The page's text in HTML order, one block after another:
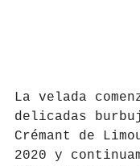
La velada
delicadas
Crémant de
2020 y